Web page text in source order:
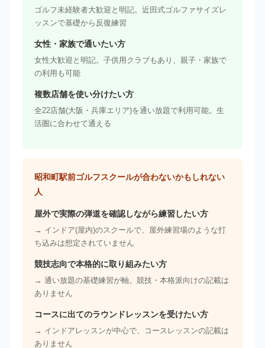
ゴルフ未経験者大歓迎と明記。近田式ゴルファサイズレ
ッスンで基礎から反復練習
女性・家族で通いたい方
女性大歓迎と明記。子供用クラブもあり、親子・家族で
の利用も可能
複数店舗を使い分けたい方
全22店舗(大阪・兵庫エリア)を通い放題で利用可能。生
活圏に合わせて通える
昭和町駅前ゴルフスクールが合わないかもしれない
人
屋外で実際の弾道を確認しながら練習したい方
→ インドア(屋内)のスクールで、屋外練習場のような打
ち込みは想定されていません
競技志向で本格的に取り組みたい方
→ 通い放題の基礎練習が軸。競技・本格派向けの記載は
ありません
コースに出てのラウンドレッスンを受けたい方
→ インドアレッスンが中心で、コースレッスンの記載は
ありません